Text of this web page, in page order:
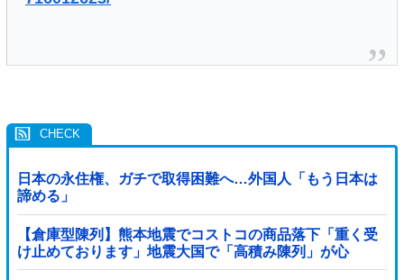
日本の永住権、ガチで取得困難へ…外国人「もう日本は
諦める」
【倉庫型陳列】熊本地震でコストコの商品落下「重く受
け止めております」地震大国で「高積み陳列」が心
配...IKEAにも聞いた